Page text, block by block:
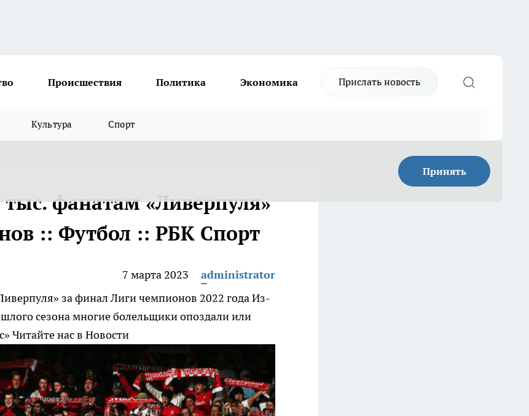
Происшествия Политика Экономика Прислать новость
Культура Спорт
Принять
фанатам «Ливерпуля»
:: Футбол :: РБК Спорт
7 марта 2023
administrator
за финал Лиги чемпионов 2022 годаИз-
сезона многие болельщики опоздали или
Читайте нас в Новости